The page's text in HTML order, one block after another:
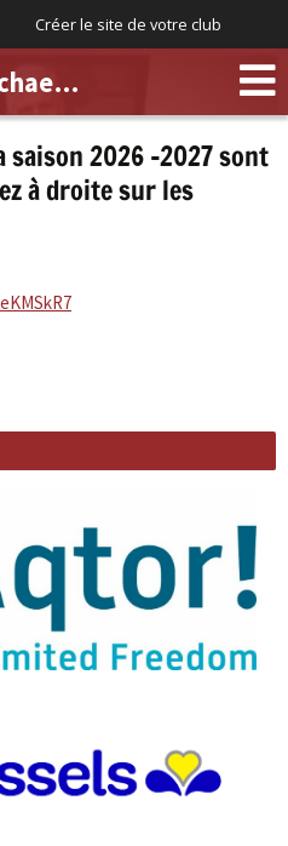
Créer le site de votre club
Royal Canter Schaerbeek
2026 -2027 sont
à droite sur les